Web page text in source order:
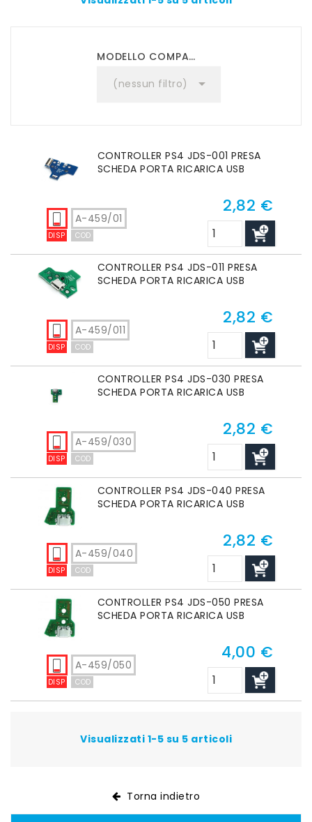
MODELLO COMPATIBILE
(nessun filtro)

CONTROLLER PS4 JDS-001 PRESA
SCHEDA PORTA RICARICA USB
Prezzo2,82 €
DISP COD
A-459/01
CONTROLLER PS4 JDS-011 PRESA
SCHEDA PORTA RICARICA USB
Prezzo2,82 €
DISP COD
A-459/011
CONTROLLER PS4 JDS-030 PRESA
SCHEDA PORTA RICARICA USB
Prezzo2,82 €
DISP COD
A-459/030
CONTROLLER PS4 JDS-040 PRESA
SCHEDA PORTA RICARICA USB
Prezzo2,82 €
DISP COD
A-459/040
CONTROLLER PS4 JDS-050 PRESA
SCHEDA PORTA RICARICA USB
Prezzo4,00 €
DISP COD
A-459/050
Visualizzati 1-5 su 5 articoli
Torna indietro